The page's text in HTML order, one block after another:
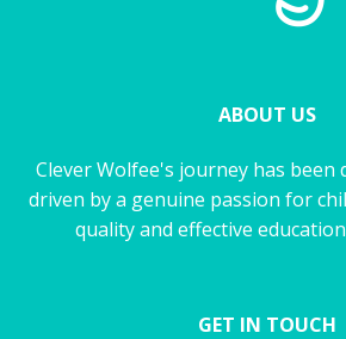
ABOUT US
Clever Wolfee's journey has been
driven by a genuine passion for
quality and effective
GET IN TOUCH